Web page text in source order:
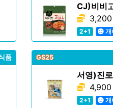
CJ)비비
3,200
2+1
개
품 GS25
서영)진
4,900
2+1
개